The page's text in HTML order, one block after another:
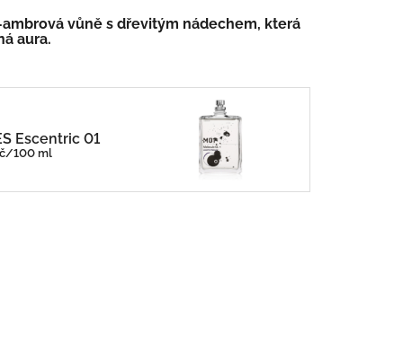
vůně s dřevitým nádechem, která
aura.
Escentric 01
100 ml